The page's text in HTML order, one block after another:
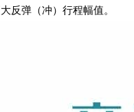
反弹（冲）行程幅值。